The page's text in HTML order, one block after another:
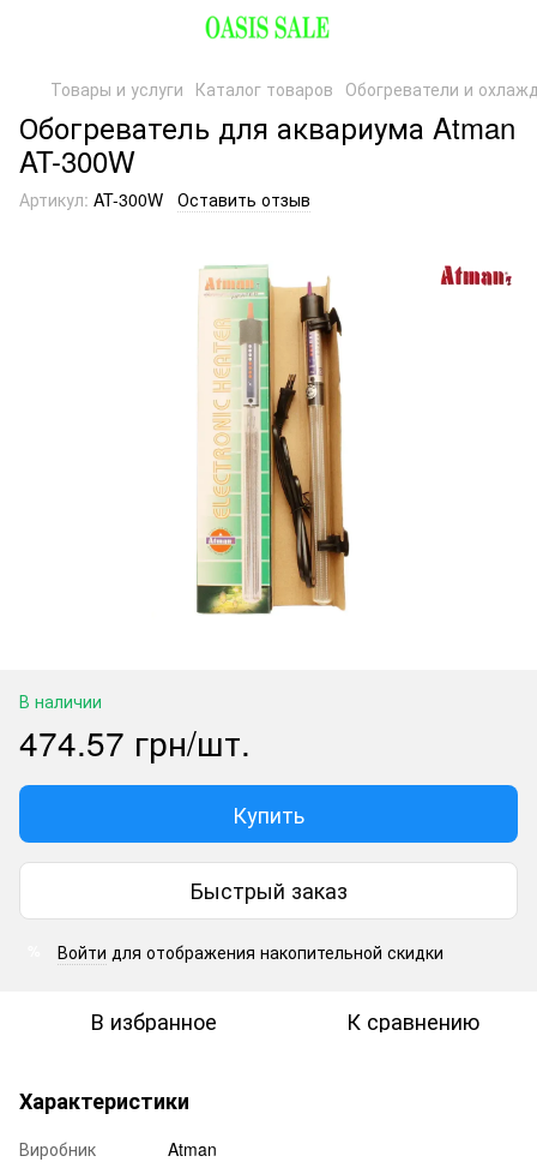
Товары и услуги Каталог товаров Обогреватели и
Обогреватель для аквариума Atman
AT-300W
Артикул: AT-300W Оставить отзыв
В наличии
474.57 грн/шт.
Купить
Быстрый заказ
Войти для отображения накопительной скидки
В избранное К сравнению
Характеристики
Виробник
Atman